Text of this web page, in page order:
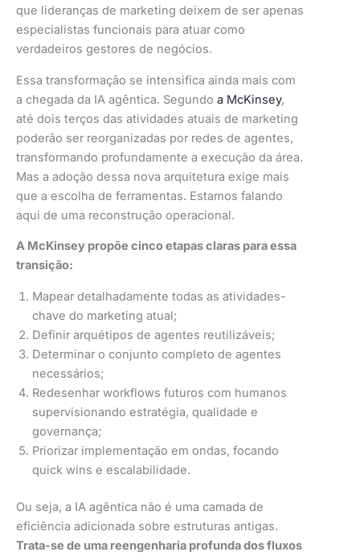
que lideranças de marketing deixem de ser apenas
especialistas funcionais para atuar como
verdadeiros gestores de negócios.
Essa transformação se intensifica ainda mais com
a chegada da IA agêntica. Segundo a McKinsey,
até dois terços das atividades atuais de marketing
poderão ser reorganizadas por redes de agentes,
transformando profundamente a execução da área.
Mas a adoção dessa nova arquitetura exige mais
que a escolha de ferramentas. Estamos falando
aqui de uma reconstrução operacional.
A McKinsey propõe cinco etapas claras para essa
transição:
Mapear detalhadamente todas as atividades-
chave do marketing atual;
Definir arquétipos de agentes reutilizáveis;
Determinar o conjunto completo de agentes
necessários;
Redesenhar workflows futuros com humanos
supervisionando estratégia, qualidade e
governança;
Priorizar implementação em ondas, focando
quick wins e escalabilidade.
Ou seja, a IA agêntica não é uma camada de
eficiência adicionada sobre estruturas antigas.
Trata-se de uma reengenharia profunda dos fluxos